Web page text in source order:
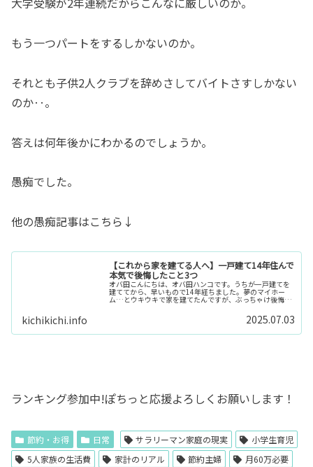
もう一つパートをするしかないのか。
それとも子供2人クラブを辞めさしてバイトさすしかない
のか‥。
答えは何年後かにわかるのでしょうか。
愚痴でした。
他の愚痴記事はこちら↓
【これから家を建てる人へ】一戸建て14年住んで
本気で後悔したこと3つ
オバ田こんにちは、オバ田ハンコです。うちが一戸建てを
建ててから、早いもので14年経ちました。夢のマイホー
ム…とウキウキで家を建てたんですが、ぶっちゃけ後悔ポ
kichikichi.info 2025.07.03
ランキング参加中!ぽちっと応援よろしくお願いします！
節約・お得 日常 サラリーマン家庭の現実
小学生育児
5人家族の生活費
家計のリアル 節約主婦
月60万必要